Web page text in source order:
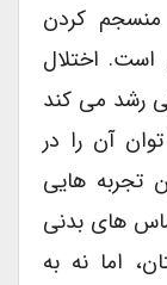
کردن
اختلال
رشد می کند
آن را در
هایی
های بدنی
اما نه به